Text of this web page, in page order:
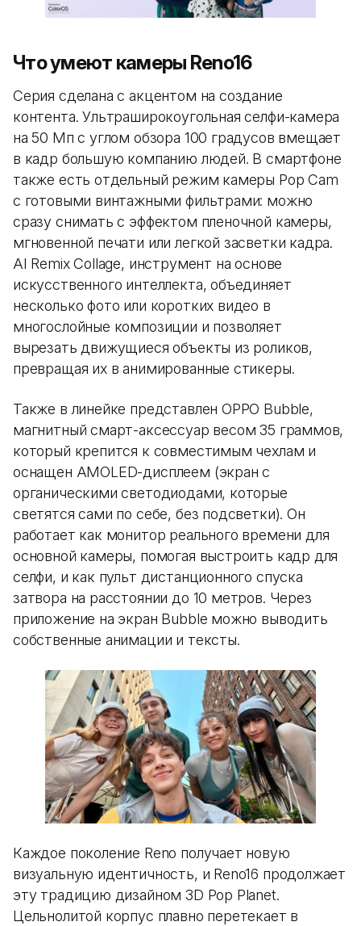
Что умеют камеры Reno16
Серия сделана с акцентом на создание
контента. Ультраширокоугольная селфи-камера
на 50 Мп с углом обзора 100 градусов вмещает
в кадр большую компанию людей. В смартфоне
также есть отдельный режим камеры Pop Cam
с готовыми винтажными фильтрами: можно
сразу снимать с эффектом пленочной камеры,
мгновенной печати или легкой засветки кадра.
AI Remix Collage, инструмент на основе
искусственного интеллекта, объединяет
несколько фото или коротких видео в
многослойные композиции и позволяет
вырезать движущиеся объекты из роликов,
превращая их в анимированные стикеры.
Также в линейке представлен OPPO Bubble,
магнитный смарт-аксессуар весом 35 граммов,
который крепится к совместимым чехлам и
оснащен AMOLED-дисплеем (экран с
органическими светодиодами, которые
светятся сами по себе, без подсветки). Он
работает как монитор реального времени для
основной камеры, помогая выстроить кадр для
селфи, и как пульт дистанционного спуска
затвора на расстоянии до 10 метров. Через
приложение на экран Bubble можно выводить
собственные анимации и тексты.
Каждое поколение Reno получает новую
визуальную идентичность, и Reno16 продолжает
эту традицию дизайном 3D Pop Planet.
Цельнолитой корпус плавно перетекает в